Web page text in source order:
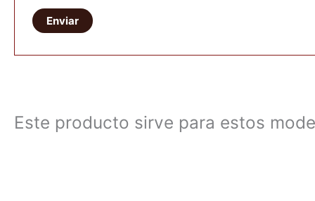
Este producto sirve para estos